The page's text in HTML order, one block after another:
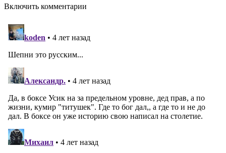
Включить комментарии